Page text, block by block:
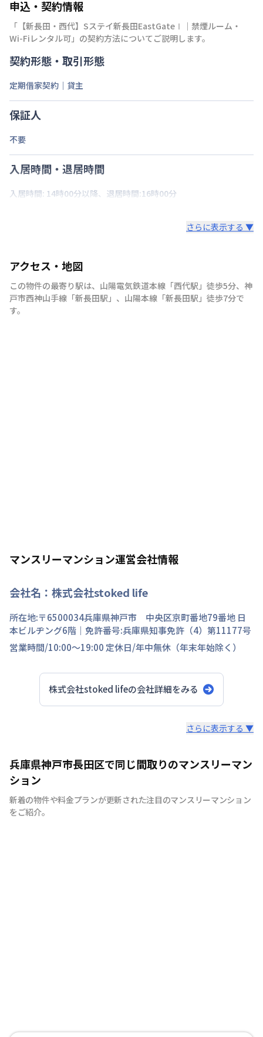
申込・契約情報
「 【新長田・西代】Sステイ新長田EastGateⅠ｜禁煙ルーム・
Wi-Fiレンタル可 」の契約方法についてご説明します。
契約形態・取引形態
定期借家契約｜貸主
保証人
不要
入居時間・退居時間
入居時間: 14時00分以降、退居時間:16時00分
さらに表示する ▼
アクセス・地図
この物件の最寄り駅は、 山陽電気鉄道本線 「西代駅 」 徒歩5分、 神
戸市西神山手線 「新長田駅 」 、 山陽本線 「新長田駅 」 徒歩7分で
す。
マンスリーマンション運営会社情報
会社名： 株式会社stoked life
所在地:〒6500034兵庫県神戸市 中央区京町番地79番地 日
本ビルヂング6階 ｜免許番号:兵庫県知事免許（4）第11177号
営業時間/10:00～19:00 定休日/年中無休（年末年始除く）
株式会社stoked lifeの会社詳細をみる
【神戸のマンスリーマンション、ウィークリーマンション
に特化】 マンスリーマンション、ウィークリーマンショ
ンといえば株式会社stoked lifeにお任せください！ 7日間
以上の中長期滞在であれば、ご利用が頂けます。当社で
は、家具・家電等の設備！！お客様の用途に応じて快適な
さらに表示する ▼
兵庫県神戸市長田区で同じ間取りのマンスリーマン
ション
新着の物件や料金プランが更新された注目のマンスリーマンション
をご紹介。